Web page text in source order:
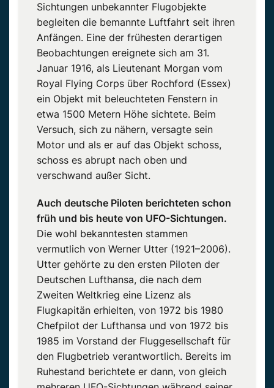
Sichtungen unbekannter Flugobjekte
begleiten die bemannte Luftfahrt seit ihren
Anfängen. Eine der frühesten derartigen
Beobachtungen ereignete sich am 31.
Januar 1916, als Lieutenant Morgan vom
Royal Flying Corps über Rochford (Essex)
ein Objekt mit beleuchteten Fenstern in
etwa 1500 Metern Höhe sichtete. Beim
Versuch, sich zu nähern, versagte sein
Motor und als er auf das Objekt schoss,
schoss es abrupt nach oben und
verschwand außer Sicht.
Auch deutsche Piloten berichteten schon
früh und bis heute von UFO-Sichtungen.
Die wohl bekanntesten stammen
vermutlich von Werner Utter (1921–2006).
Utter gehörte zu den ersten Piloten der
Deutschen Lufthansa, die nach dem
Zweiten Weltkrieg eine Lizenz als
Flugkapitän erhielten, von 1972 bis 1980
Chefpilot der Lufthansa und von 1972 bis
1985 im Vorstand der Fluggesellschaft für
den Flugbetrieb verantwortlich. Bereits im
Ruhestand berichtete er dann, von gleich